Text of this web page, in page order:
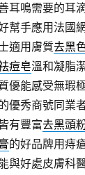
耳鳴需要的耳
幫手應用法國
適用膚質去黑
痘皂溫和凝脂
優能感受無瑕
優秀商號同業
有豐富去黑頭
的好品牌用痔
與好處皮膚科